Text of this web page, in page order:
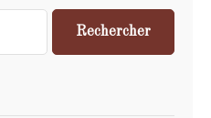
Rechercher